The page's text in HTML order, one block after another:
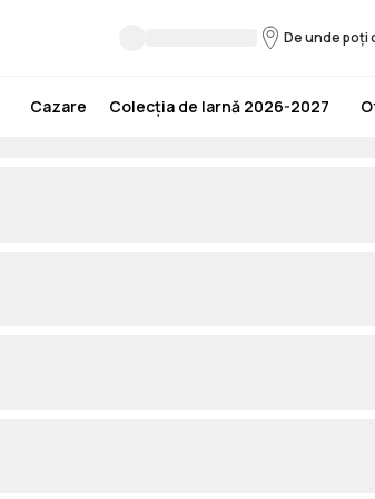
De unde poți
Cazare Colecția de Iarnă 2026-2027